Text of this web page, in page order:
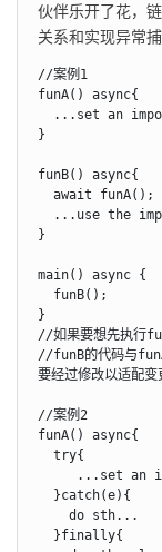
伙伴乐开了花，
关系和实现异常
//案例1
funA() async{
}
funB() async{
}
main() async {
}
//如果要想先执行
//funB的代码与
要经过修改以适配变
//案例2
funA() async{